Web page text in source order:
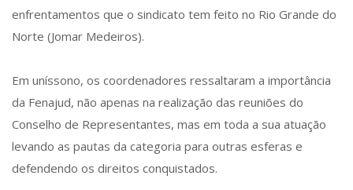
enfrentamentos que o sindicato tem feito no Rio Grande do
Norte (Jomar Medeiros).
Em uníssono, os coordenadores ressaltaram a importância
da Fenajud, não apenas na realização das reuniões do
Conselho de Representantes, mas em toda a sua atuação
levando as pautas da categoria para outras esferas e
defendendo os direitos conquistados.